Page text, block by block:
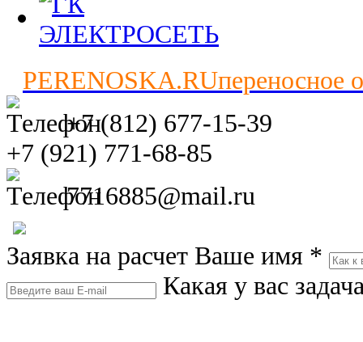
PERENOSKA.RUпереносное
+7 (812) 677-15-39
+7 (921) 771-68-85
7716885@mail.ru
Заявка на расчет Ваше имя *
Какая у вас